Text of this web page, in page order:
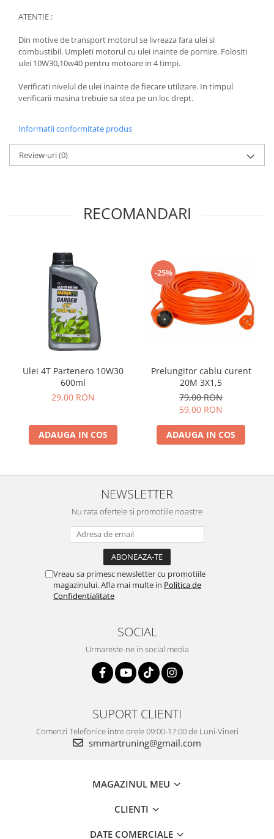
ATENTIE :
Din motive de transport motorul se livreaza fara ulei si
combustibil. Umpleti motorul cu ulei inainte de pornire. Folositi
ulei 10W30,10w40 pentru motoare in 4 timpi.
Verificati nivelul de ulei inainte de fiecare utilizare. In timpul
verificarii masina trebuie sa stea pe un loc drept.
Informatii conformitate produs
Review-uri(0)
RECOMANDARI
Ulei 4T Partenero 10W30
600ml
29,00 RON
ADAUGA IN COS
-25%
Prelungitor cablu curent
20M 3X1,5
79,00 RON
59,00 RON
ADAUGA IN COS
NEWSLETTER
Nu rata ofertele si promotiile noastre
Vreau sa primesc newsletter cu promotiile
magazinului. Afla mai multe in Politica de
Confidentialitate
SOCIAL
Urmareste-ne in social media
SUPORT CLIENTI
Comenzi Telefonice intre orele 09:00-17:00 de Luni-Vineri
smmartruning@gmail.com
MAGAZINUL MEU
CLIENTI
DATE COMERCIALE